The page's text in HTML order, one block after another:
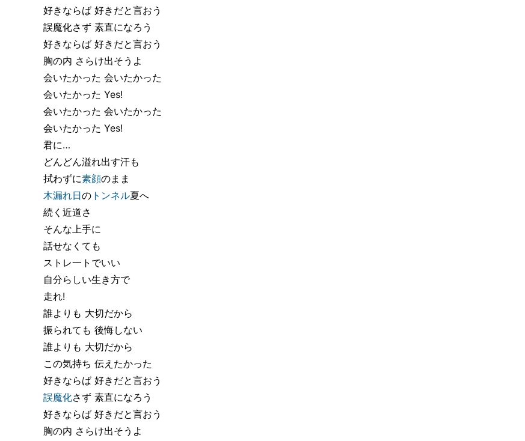
好きならば 好きだと言おう
誤魔化さず 素直になろう
好きならば 好きだと言おう
胸の内 さらけ出そうよ
会いたかった 会いたかった
会いたかった Yes!
会いたかった 会いたかった
会いたかった Yes!
君に…
どんどん溢れ出す汗も
拭わずに素顔のまま
木漏れ日の トンネル夏へ
続く近道さ
そんな上手に
話せなくても
ストレ一トでいい
自分らしい生き方で
走れ!
誰よりも 大切だから
振られても 後悔しない
誰よりも 大切だから
この気持ち 伝えたかった
好きならば 好きだと言おう
誤魔化さず 素直になろう
好きならば 好きだと言おう
胸の内 さらけ出そうよ